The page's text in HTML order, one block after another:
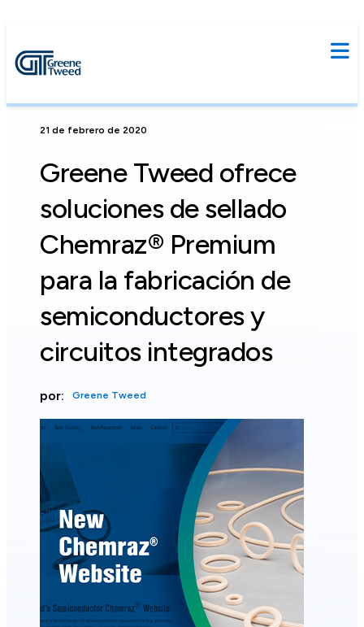
21 de febrero de 2020
Greene Tweed ofrece
soluciones de sellado
Chemraz® Premium
para la fabricación de
semiconductores y
circuitos integrados
por: Greene Tweed